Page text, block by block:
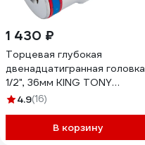
1 430 ₽
Торцевая глубокая
двенадцатигранная головка
1/2", 36мм KING TONY
423036M
4.9(16)
В корзину